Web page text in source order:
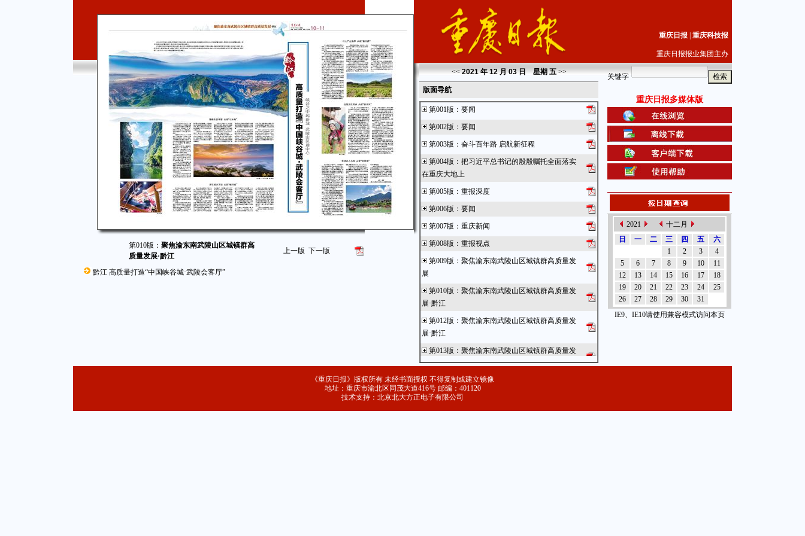
第010版： 聚焦渝东南武陵山区城镇群高
质量发展·黔江
上一版 下一版
黔江 高质量打造“中国峡谷城·武陵会客厅”
重庆日报 重庆科技报
重庆日报报业集团主办
<< 2021 年 12 月 03 日 星期五 >>
版面导航
第001版 ： 要闻
第002版 ： 要闻
第003版 ： 奋斗百年路 启航新征程
第004版 ： 把习近平总书记的殷殷嘱托全面落实
在重庆大地上
第005版 ： 重报深度
第006版 ： 要闻
第007版 ： 重庆新闻
第008版 ： 重报视点
第009版 ： 聚焦渝东南武陵山区城镇群高质量发
展
第010版 ： 聚焦渝东南武陵山区城镇群高质量发
展·黔江
第012版 ： 聚焦渝东南武陵山区城镇群高质量发
展·黔江
第013版 ： 聚焦渝东南武陵山区城镇群高质量发
展·武隆
第014版：聚焦渝东南武陵山区城镇群高质量发
展·秀山
第016版：聚焦渝东南武陵山区城镇群高质量发
关键字
重庆日报多媒体版
2021
十二月
日
一 二 三 四 五
六
1
2 3
4
5
6 7 8 9 10
11
12
13 14 15 16 17
18
19
20 21 22 23 24
25
26
27 28 29 30
31
IE9、IE10请使用兼容模式访问本页
《重庆日报》版权所有 未经书面授权 不得复制或建立镜像
地址：重庆市渝北区同茂大道416号 邮编：401120
技术支持：北京北大方正电子有限公司